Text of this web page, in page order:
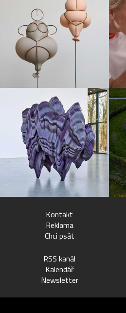
Kontakt
Reklama
Chci psát
RSS kanál
Kalendář
Newsletter